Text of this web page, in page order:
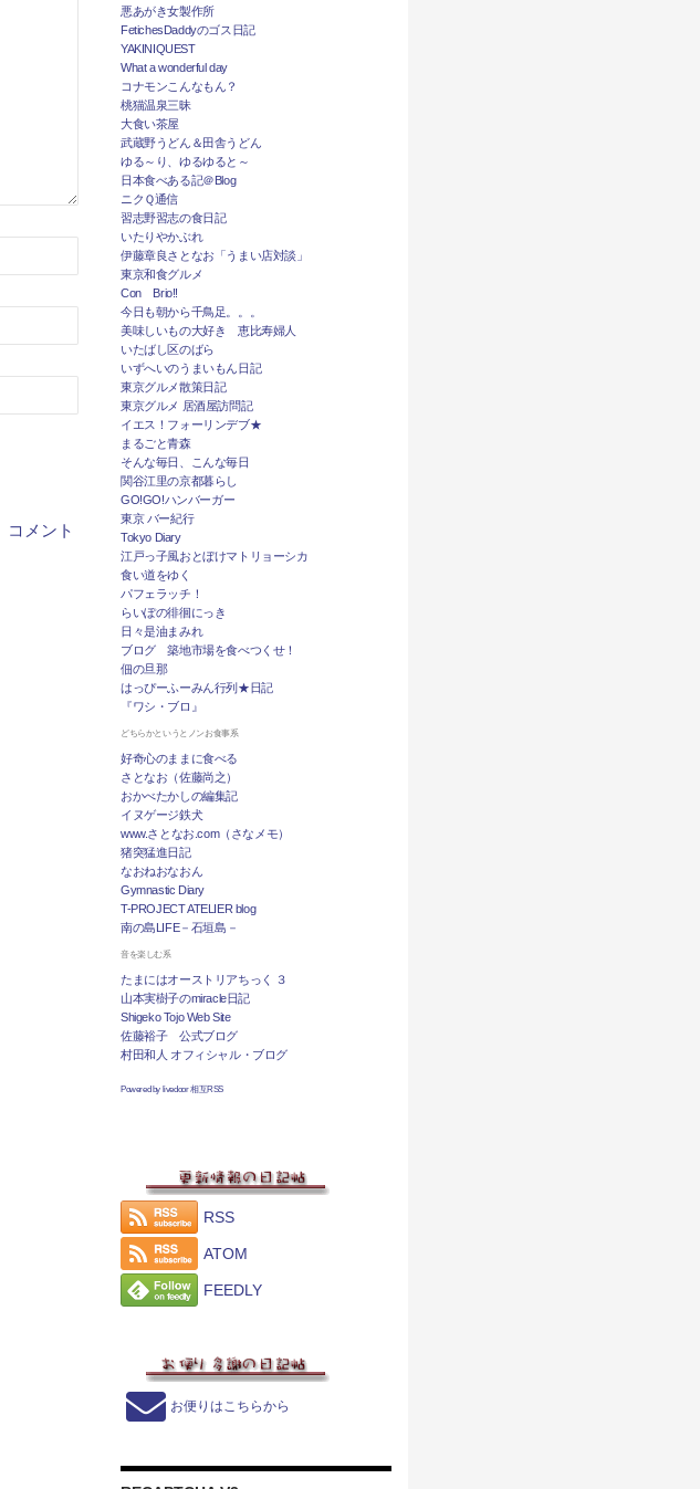
コメント
悪あがき女製作所
FetichesDaddyのゴス日記
YAKINIQUEST
What a wonderful day
コナモンこんなもん？
桃猫温泉三昧
大食い茶屋
武蔵野うどん＆田舎うどん
ゆる～り、ゆるゆると～
日本食べある記＠Blog
ニクＱ通信
習志野習志の食日記
いたりやかぶれ
伊藤章良さとなお「うまい店対談」
東京和食グルメ
Con Brio!!
今日も朝から千鳥足。。。
美味しいもの大好き 恵比寿婦人
いたばし区のばら
いずへいのうまいもん日記
東京グルメ散策日記
東京グルメ 居酒屋訪問記
イエス！フォーリンデブ★
まるごと青森
そんな毎日、こんな毎日
関谷江里の京都暮らし
GO!GO!ハンバーガー
東京 バー紀行
Tokyo Diary
江戸っ子風おとぼけマトリョーシカ
食い道をゆく
パフェラッチ！
らいぽの徘徊にっき
日々是油まみれ
ブログ 築地市場を食べつくせ！
佃の旦那
はっぴーふーみん行列★日記
『ワシ・ブロ』
どちらかというとノンお食事系
好奇心のままに食べる
さとなお（佐藤尚之）
おかべたかしの編集記
イヌゲージ鉄犬
www.さとなお.com（さなメモ）
猪突猛進日記
なおねおなおん
Gymnastic Diary
T-PROJECT ATELIER blog
南の島LIFE－石垣島－
音を楽しむ系
たまにはオーストリアちっく ３
山本実樹子のmiracle日記
Shigeko Tojo Web Site
佐藤裕子 公式ブログ
村田和人 オフィシャル・ブログ
Powered by livedoor 相互RSS
RSS
ATOM
FEEDLY
お便りはこちらから